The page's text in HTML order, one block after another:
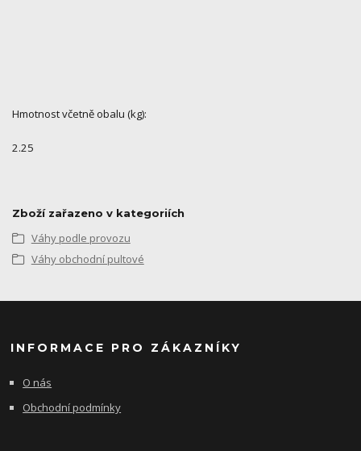
Hmotnost včetně obalu (kg):
2.25
Zboží zařazeno v kategoriích
Váhy podle provozu
Váhy obchodní pultové
INFORMACE PRO ZÁKAZNÍKY
O nás
Obchodní podmínky